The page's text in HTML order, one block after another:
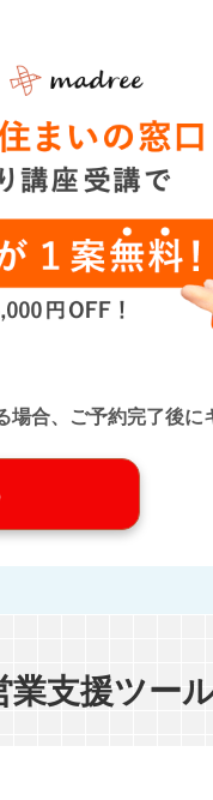
合、ご予約完了後
業支援ツー